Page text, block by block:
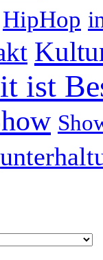
HipHop
ist